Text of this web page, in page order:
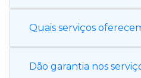
Quais serviços
Dão garantia nos